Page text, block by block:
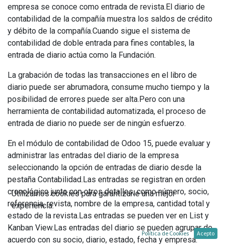
empresa se conoce como entrada de revista.El diario de
contabilidad de la compañía muestra los saldos de crédito
y débito de la compañía.Cuando sigue el sistema de
contabilidad de doble entrada para fines contables, la
entrada de diario actúa como la Fundación.
La grabación de todas las transacciones en el libro de
diario puede ser abrumadora, consume mucho tiempo y la
posibilidad de errores puede ser alta.Pero con una
herramienta de contabilidad automatizada, el proceso de
entrada de diario no puede ser de ningún esfuerzo.
En el módulo de contabilidad de Odoo 15, puede evaluar y
administrar las entradas del diario de la empresa
seleccionando la opción de entradas de diario desde la
pestaña Contabilidad.Las entradas se registran en orden
cronológico junto con otros detalles, como número, socio,
referencia, revista, nombre de la empresa, cantidad total y
estado de la revista.Las entradas se pueden ver en List y
Kanban View.Las entradas del diario se pueden agrupar de
acuerdo con su socio, diario, estado, fecha y empresa.
Utilizamos cookies para garantizarle una mejor
experiencia.
Política de Cookies Acepto